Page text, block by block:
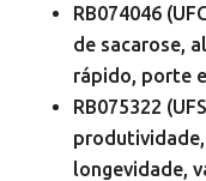
RB074046
de sacarose,
rápido, porte
RB075322
longevidade,